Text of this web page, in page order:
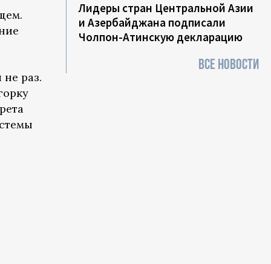
раз.
Лидеры стран Центральной Азии
и Азербайджана подписали
Чолпон-Атинскую декларацию
ВСЕ НОВОСТИ